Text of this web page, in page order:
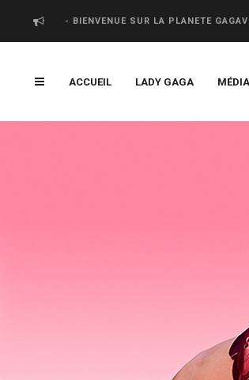
- BIENVENUE SUR LA PLANETE
ACCUEIL LADY GAGA